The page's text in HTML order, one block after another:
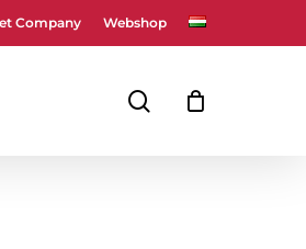
Company Webshop
search
Close